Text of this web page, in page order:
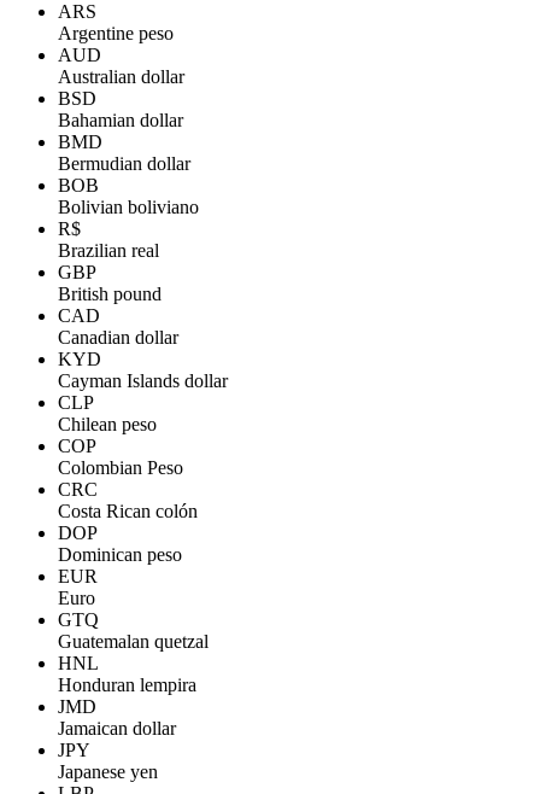
ARS
Argentine peso
AUD
Australian dollar
BSD
Bahamian dollar
BMD
Bermudian dollar
BOB
Bolivian boliviano
R$
Brazilian real
GBP
British pound
CAD
Canadian dollar
KYD
Cayman Islands dollar
CLP
Chilean peso
COP
Colombian Peso
CRC
Costa Rican colón
DOP
Dominican peso
EUR
Euro
GTQ
Guatemalan quetzal
HNL
Honduran lempira
JMD
Jamaican dollar
JPY
Japanese yen